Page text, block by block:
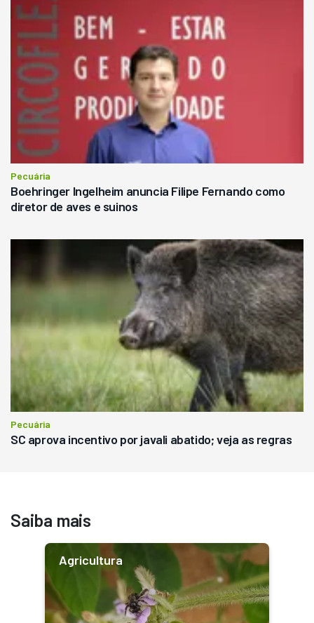
Pecuária
Boehringer Ingelheim anuncia Filipe Fernando como
diretor de aves e suinos
Pecuária
SC aprova incentivo por javali abatido; veja as regras
Saiba mais
Agricultura